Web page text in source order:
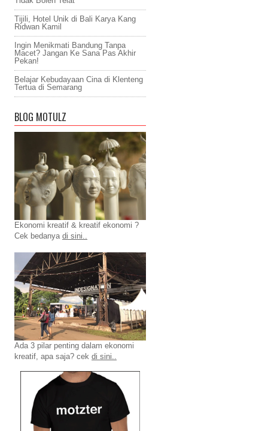
Tijili, Hotel Unik di Bali Karya Kang
Ridwan Kamil
Ingin Menikmati Bandung Tanpa
Macet? Jangan Ke Sana Pas Akhir
Pekan!
Belajar Kebudayaan Cina di Klenteng
Tertua di Semarang
BLOG MOTULZ
Ekonomi kreatif & kreatif ekonomi ?
Cek bedanya di sini..
Ada 3 pilar penting dalam ekonomi
kreatif, apa saja? cek di sini..